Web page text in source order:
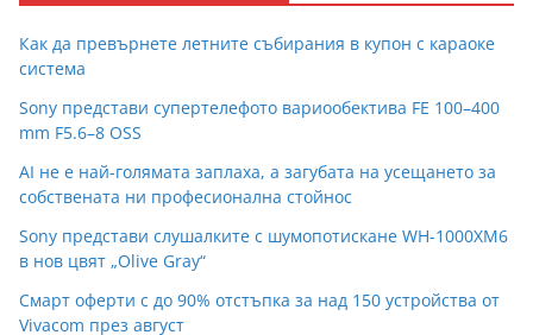
Как да превърнете летните събирания в купон с караоке
система
Sony представи супертелефото вариообектива FE 100–400
mm F5.6–8 OSS
AI не е най-голямата заплаха, а загубата на усещането за
собствената ни професионална стойнос
Sony представи слушалките с шумопотискане WH-1000XM6
в нов цвят „Olive Gray“
Смарт оферти с до 90% отстъпка за над 150 устройства от
Vivacom през август